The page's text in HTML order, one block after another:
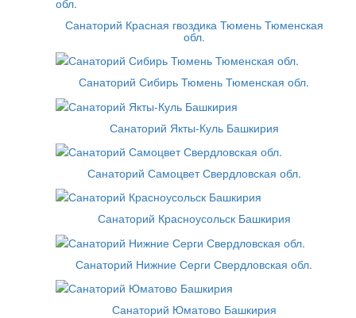
Санаторий Красная гвоздика Тюмень Тюменская
обл.
Санаторий Сибирь Тюмень Тюменская обл.
Санаторий Якты-Куль Башкирия
Санаторий Самоцвет Свердловская обл.
Санаторий Красноусольск Башкирия
Санаторий Нижние Серги Свердловская обл.
Санаторий Юматово Башкирия